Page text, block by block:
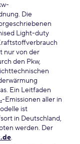
Die
Light-duty
nur von der
den Pkw,
Ein Leitfaden
Emissionen aller in
ist
in Deutschland,
werden. Der
.